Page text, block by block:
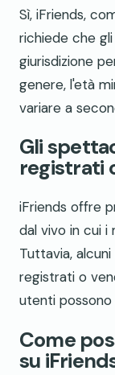
Sì, iFriends,
richiede che
giurisdizione
genere, l'età
variare a
Gli
registrati
iFriends offre
dal vivo in cui i
Tuttavia,
registrati o
utenti possono
Come
su